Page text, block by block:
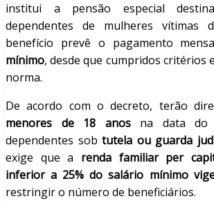
institui a pensão especial
dependentes de mulheres vítimas
benefício prevê o pagamento
mínimo, desde que cumpridos critérios
norma.
De acordo com o decreto, terão
menores de 18 anosna data do
dependentes sobtutela ou guarda
exige que a renda familiar per
inferior a 25% do salário mínimo
restringir o número de beneficiários.